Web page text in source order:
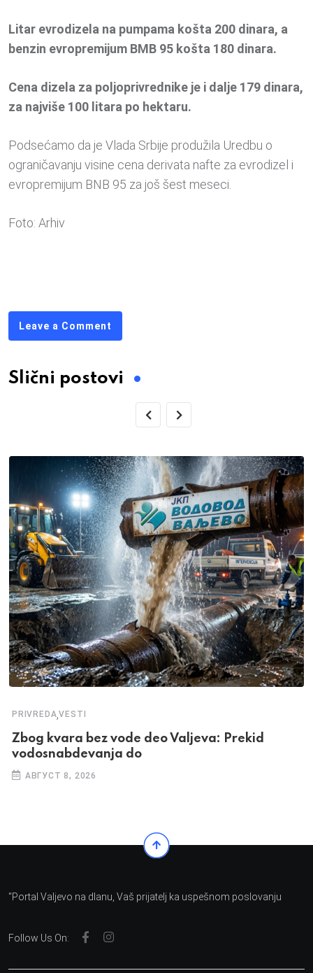
Litar evrodizela na pumpama košta 200 dinara, a
benzin evropremijum BMB 95 košta 180 dinara.
Cena dizela za poljoprivrednike je i dalje 179 dinara,
za najviše 100 litara po hektaru.
Podsećamo da je Vlada Srbije produžila Uredbu o
ograničavanju visine cena derivata nafte za evrodizel i
evropremijum BNB 95 za još šest meseci.
Foto: Arhiv
Leave a Comment
Slični postovi
PRIVREDA,VESTI
Zbog kvara bez vode deo Valjeva: Prekid
vodosnabdevanja do
АВГУСТ 8, 2026
"Portal Valjevo na dlanu, Vaš prijatelj ka uspešnom poslovanju
Follow Us On: